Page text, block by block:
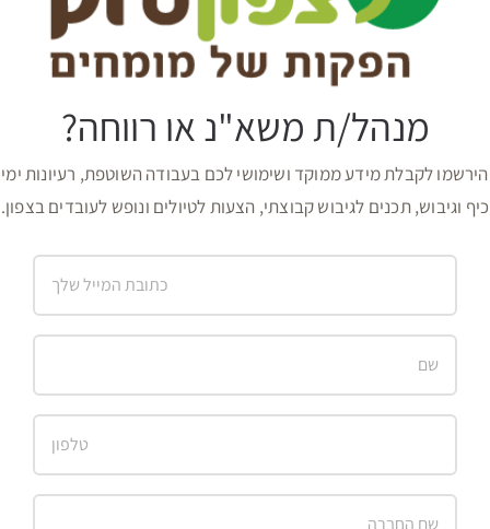
מנהל/ת משא"נ או רווחה?
הירשמו לקבלת מידע ממוקד ושימושי לכם בעבודה השוטפת, רעיונות ימי
כיף וגיבוש, תכנים לגיבוש קבוצתי, הצעות לטיולים ונופש לעובדים בצפון.